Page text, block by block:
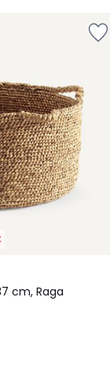
cm, Raga